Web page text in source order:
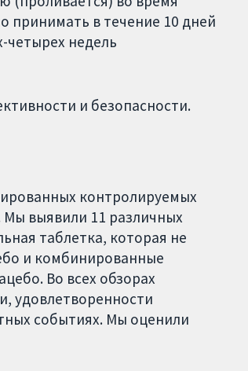
принимать в течение 10 дней
четырех недель
и безопасности.
контролируемых
выявили 11 различных
таблетка, которая не
и комбинированные
Во всех обзорах
удовлетворенности
событиях. Мы оценили